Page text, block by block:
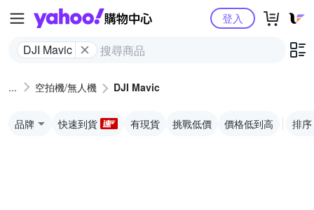
Yahoo購物中心
DJI Mavic
登入
空拍機/無人機 DJI Mavic
品牌 快速到貨 有現貨 挑戰低價 價格低到高 排序